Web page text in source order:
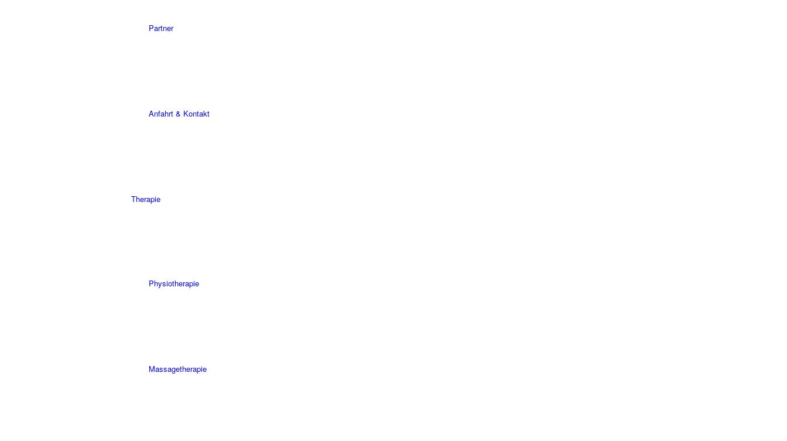
Partner
Anfahrt & Kontakt
Therapie
Physiotherapie
Massagetherapie